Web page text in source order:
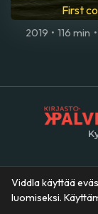
First
2019 • 116 min •
Viddla käyttää
luomiseksi.